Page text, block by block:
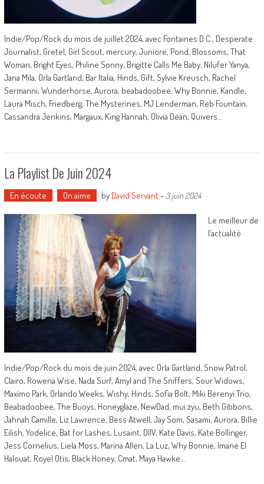
Indie/Pop/Rock du mois de juillet 2024, avec Fontaines D.C., Desperate
Journalist, Gretel, Girl Scout, mercury, Juniore, Pond, Blossoms, That
Woman, Bright Eyes, Philine Sonny, Brigitte Calls Me Baby, Nilüfer Yanya,
Jana Mila, Orla Gartland, Bar Italia, Hinds, Gift, Sylvie Kreusch, Rachel
Sermanni, Wunderhorse, Aurora, beabadoobee, Why Bonnie, Kandle,
Laura Misch, Friedberg, The Mysterines, MJ Lenderman, Reb Fountain,
Cassandra Jenkins, Margaux, King Hannah, Olivia Dean, Quivers…
La Playlist De Juin 2024
En écoute On aime by David Servant- 3 juin 2024
Le meilleur de
l’actualité
Indie/Pop/Rock du mois de juin 2024, avec Orla Gartland, Snow Patrol,
Clairo, Rowena Wise, Nada Surf, Amyl and The Sniffers, Sour Widows,
Maxïmo Park, Orlando Weeks, Wishy, Hinds, Sofia Bolt, Miki Berenyi Trio,
Beabadoobee, The Buoys, Honeyglaze, NewDad, mui zyu, Beth Gibbons,
Jahnah Camille, Liz Lawrence, Bess Atwell, Jay Som, Sasami, Aurora, Billie
Eilish, Yodelice, Bat for Lashes, Lusaint, DIIV, Kate Davis, Kate Bollinger,
Jess Cornelius, Liela Moss, Marina Allen, La Luz, Why Bonnie, Imane El
Halouat, Royel Otis, Black Honey, Cmat, Maya Hawke…